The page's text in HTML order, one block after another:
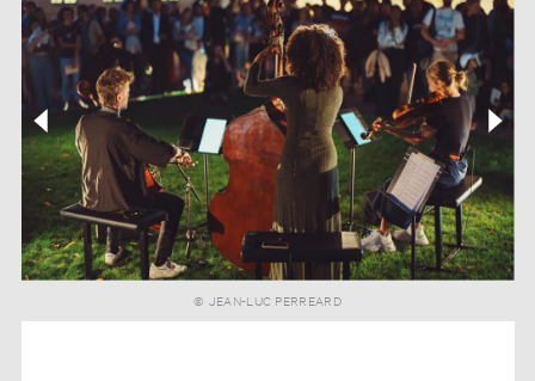
© JEAN-LUC PERREARD
© JEAN-LUC PERREARD